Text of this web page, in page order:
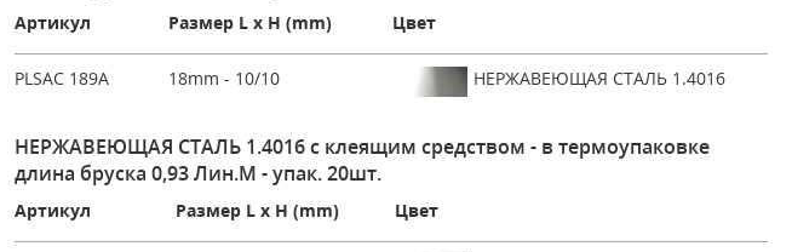
Артикул Размер L x H (mm) Цвет
PLSAC 189A 18mm - 10/10 НЕРЖАВЕЮЩАЯ СТАЛЬ 1.4016
НЕРЖАВЕЮЩАЯ СТАЛЬ 1.4016 с клеящим средством - в термоупаковке
длина бруска 0,93 Лин.М - упак. 20шт.
Артикул Размер L x H (mm) Цвет